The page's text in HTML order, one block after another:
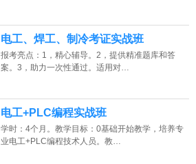
电工、焊工、制冷考证实战班
报考亮点：1，精心辅导。2，提供精准题库和答
案。3，助力一次性通过。适用对…
电工+PLC编程实战班
学时：4个月。教学目标：0基础开始教学，培养专
业电工+PLC编程技术人员。教…